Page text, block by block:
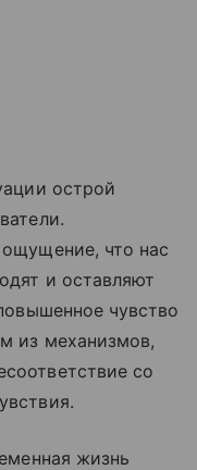
острой
что нас
и оставляют
чувство
из механизмов,
со
жизнь